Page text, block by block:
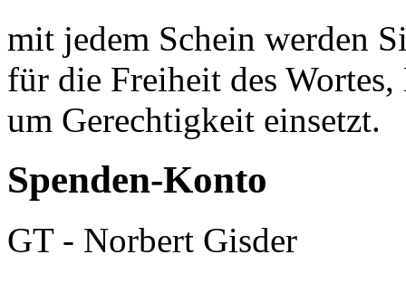
mit jedem Schein werden
für die Freiheit des
um Gerechtigkeit einsetzt.
Spenden-Konto
GT - Norbert Gisder